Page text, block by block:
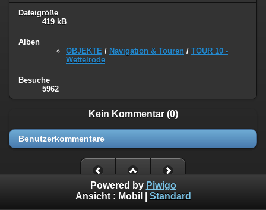
Dateigröße
419 kB
Alben
OBJEKTE / Navigation & Touren / TOUR 10 -
Wettelrode
Besuche
5962
Kein Kommentar (0)
Benutzerkommentare
Powered by Piwigo
Ansicht : Mobil Standard